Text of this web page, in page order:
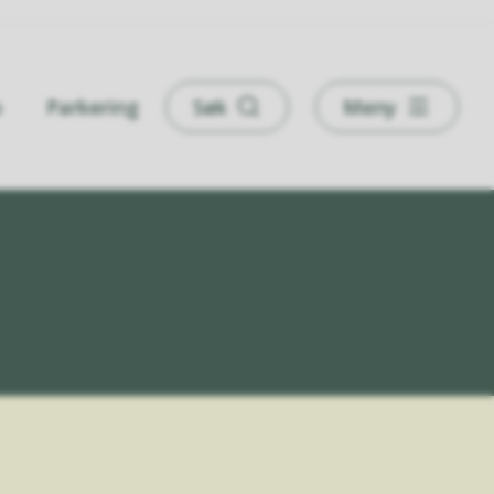
Parkering Søk Meny